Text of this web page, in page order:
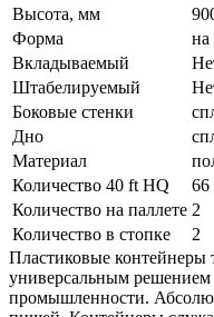
Высота, мм
Форма
на
Вкладываемый
Штабелируемый
Боковые стенки
Дно
Материал
Количество 40 ft HQ
66
Количество на паллете 2
Количество в стопке
2
Пластиковые контейнеры
универсальным решением
промышленности.